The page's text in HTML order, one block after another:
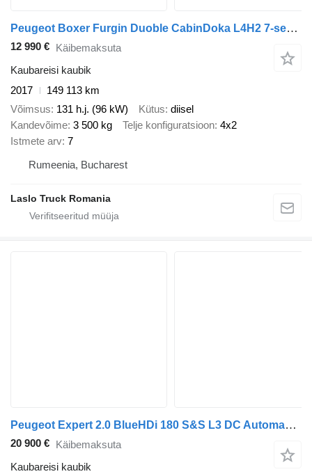
Peugeot Boxer Furgin Duoble CabinDoka L4H2 7-seater One Owner
12 990 € Käibemaksuta
Kaubareisi kaubik
2017
149 113 km
Võimsus 131 h.j. (96 kW) Kütus diisel
Kandevõime 3 500 kg Telje konfiguratsioon 4x2
Istmete arv 7
Rumeenia, Bucharest
Laslo Truck Romania
Peugeot Expert 2.0 BlueHDi 180 S&S L3 DC Automaat Cruise Camera Trekhaak
20 900 € Käibemaksuta
Kaubareisi kaubik